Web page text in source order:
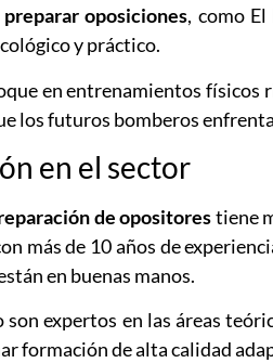
oposiciones, como
y práctico.
en entrenamientos físicos
los futuros bomberos
en el sector
de opositorestiene
más de 10 años de
en buenas manos.
expertos en las áreas
formación de alta calidad